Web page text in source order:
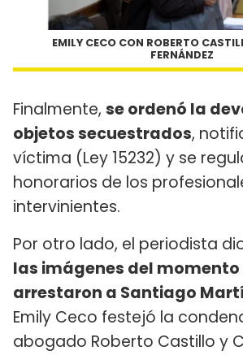
EMILY CECO CON ROBERTO
FERNÁNDEZ
Finalmente, se ordenó la
objetos secuestrados,
víctima (Ley 15232) y se
honorarios de los
intervinientes.
Por otro lado, el periodista
las imágenes del momento
arrestaron a Santiago
Emily Ceco festejó la
abogado Roberto Castillo y